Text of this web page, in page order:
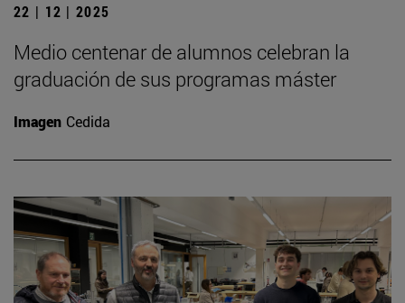
22 | 12 | 2025
Medio centenar de alumnos celebran la
graduación de sus programas máster
Imagen Cedida